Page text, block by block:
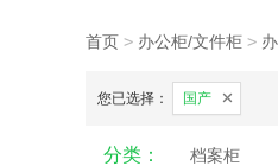
首页 > 办公柜/文件柜 >
您已选择： 国产
分类： 档案柜